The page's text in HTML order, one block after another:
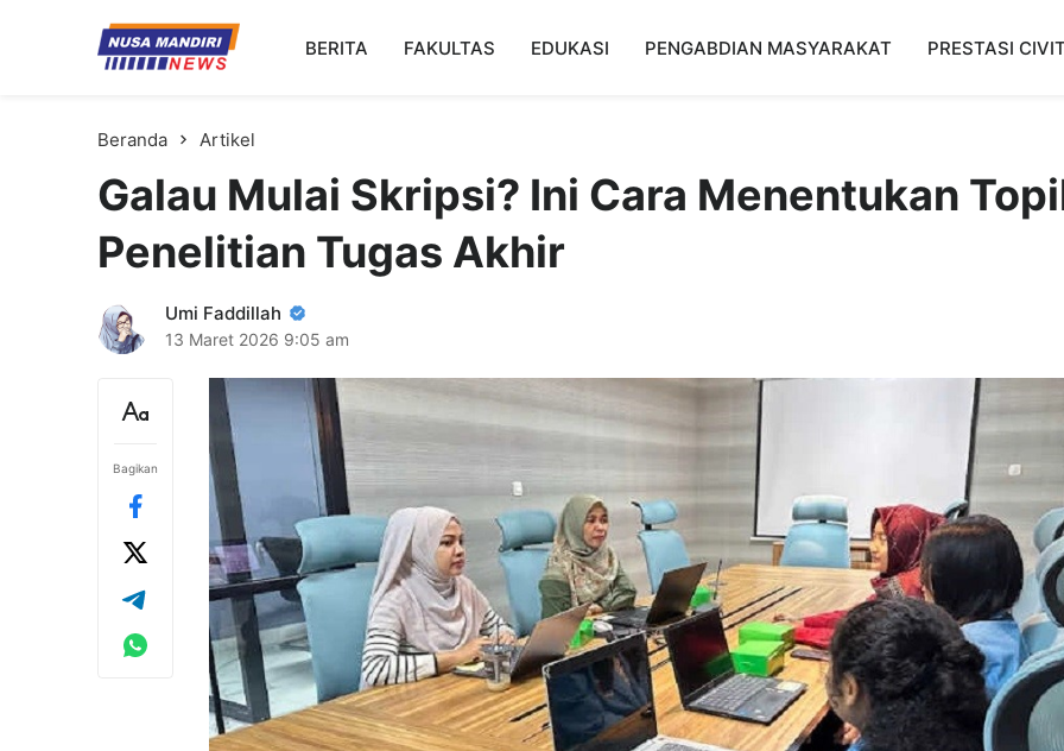
Kampus Digital Bisnis
Universitas Nusa Mandiri
BERITA FAKULTAS EDUKASI PENGABDIAN MASYARAKAT PRESTASI
Beranda Artikel
Galau Mulai Skripsi? Ini Cara Menentukan
Penelitian Tugas Akhir
Umi Faddillah
13 Maret 2026 9:05 am
Bagikan